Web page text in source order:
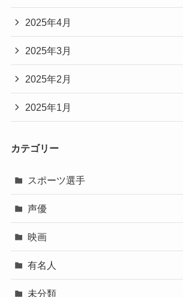
2025年4月
2025年3月
2025年2月
2025年1月
カテゴリー
スポーツ選手
声優
映画
有名人
未分類